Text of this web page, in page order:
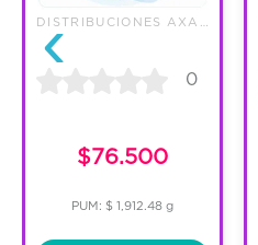
‹ 0
$76.500
PUM: $ 1,912.48 g